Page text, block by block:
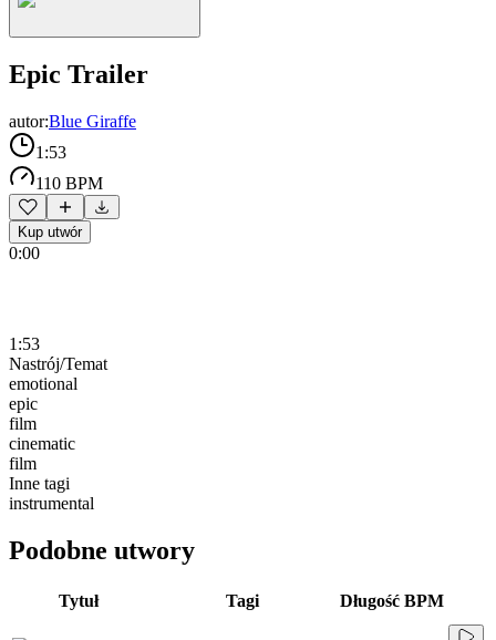
Epic Trailer
autor:Blue Giraffe
1:53
110 BPM
Kup utwór
0:00
1:53
Nastrój/Temat
emotional
epic
film
cinematic
film
Inne tagi
instrumental
Podobne utwory
Tytuł Tagi Długość BPM